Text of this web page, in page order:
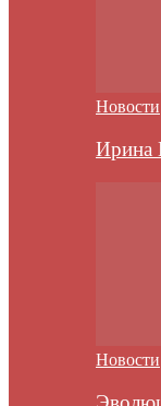
Новости
Ирина
Новости